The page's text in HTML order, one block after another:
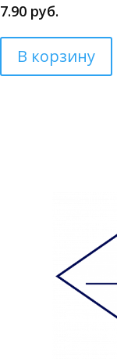
7.90 руб.
В корзину